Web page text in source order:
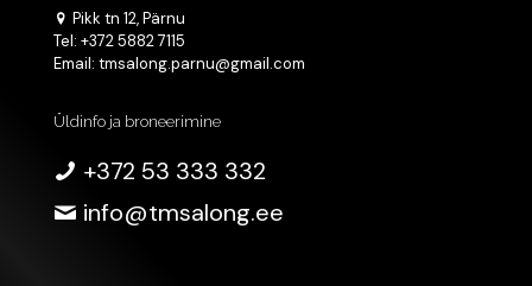
Pikk tn 12, Pärnu
Tel: +372 5882 7115
Email: tmsalong.parnu@gmail.com
Üldinfo ja broneerimine
+372 53 333 332
info@tmsalong.ee